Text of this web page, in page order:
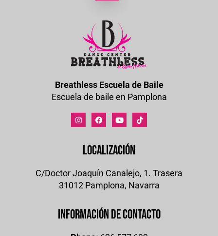
Breathless Escuela de Baile
Escuela de baile en Pamplona
Localización
C/Doctor Joaquín Canalejo, 1. Trasera
31012 Pamplona, Navarra
Información de contacto